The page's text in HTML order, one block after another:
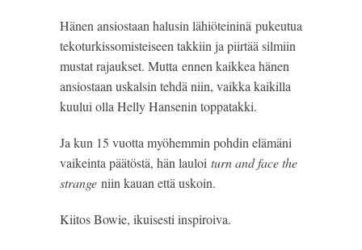
Hänen ansiostaan halusin lähiöteininä pukeutua
tekoturkissomisteiseen takkiin ja piirtää silmiin
mustat rajaukset. Mutta ennen kaikkea hänen
ansiostaan uskalsin tehdä niin, vaikka kaikilla
kuului olla Helly Hansenin toppatakki.
Ja kun 15 vuotta myöhemmin pohdin elämäni
vaikeinta päätöstä, hän lauloi turn and face the
strange niin kauan että uskoin.
Kiitos Bowie, ikuisesti inspiroiva.